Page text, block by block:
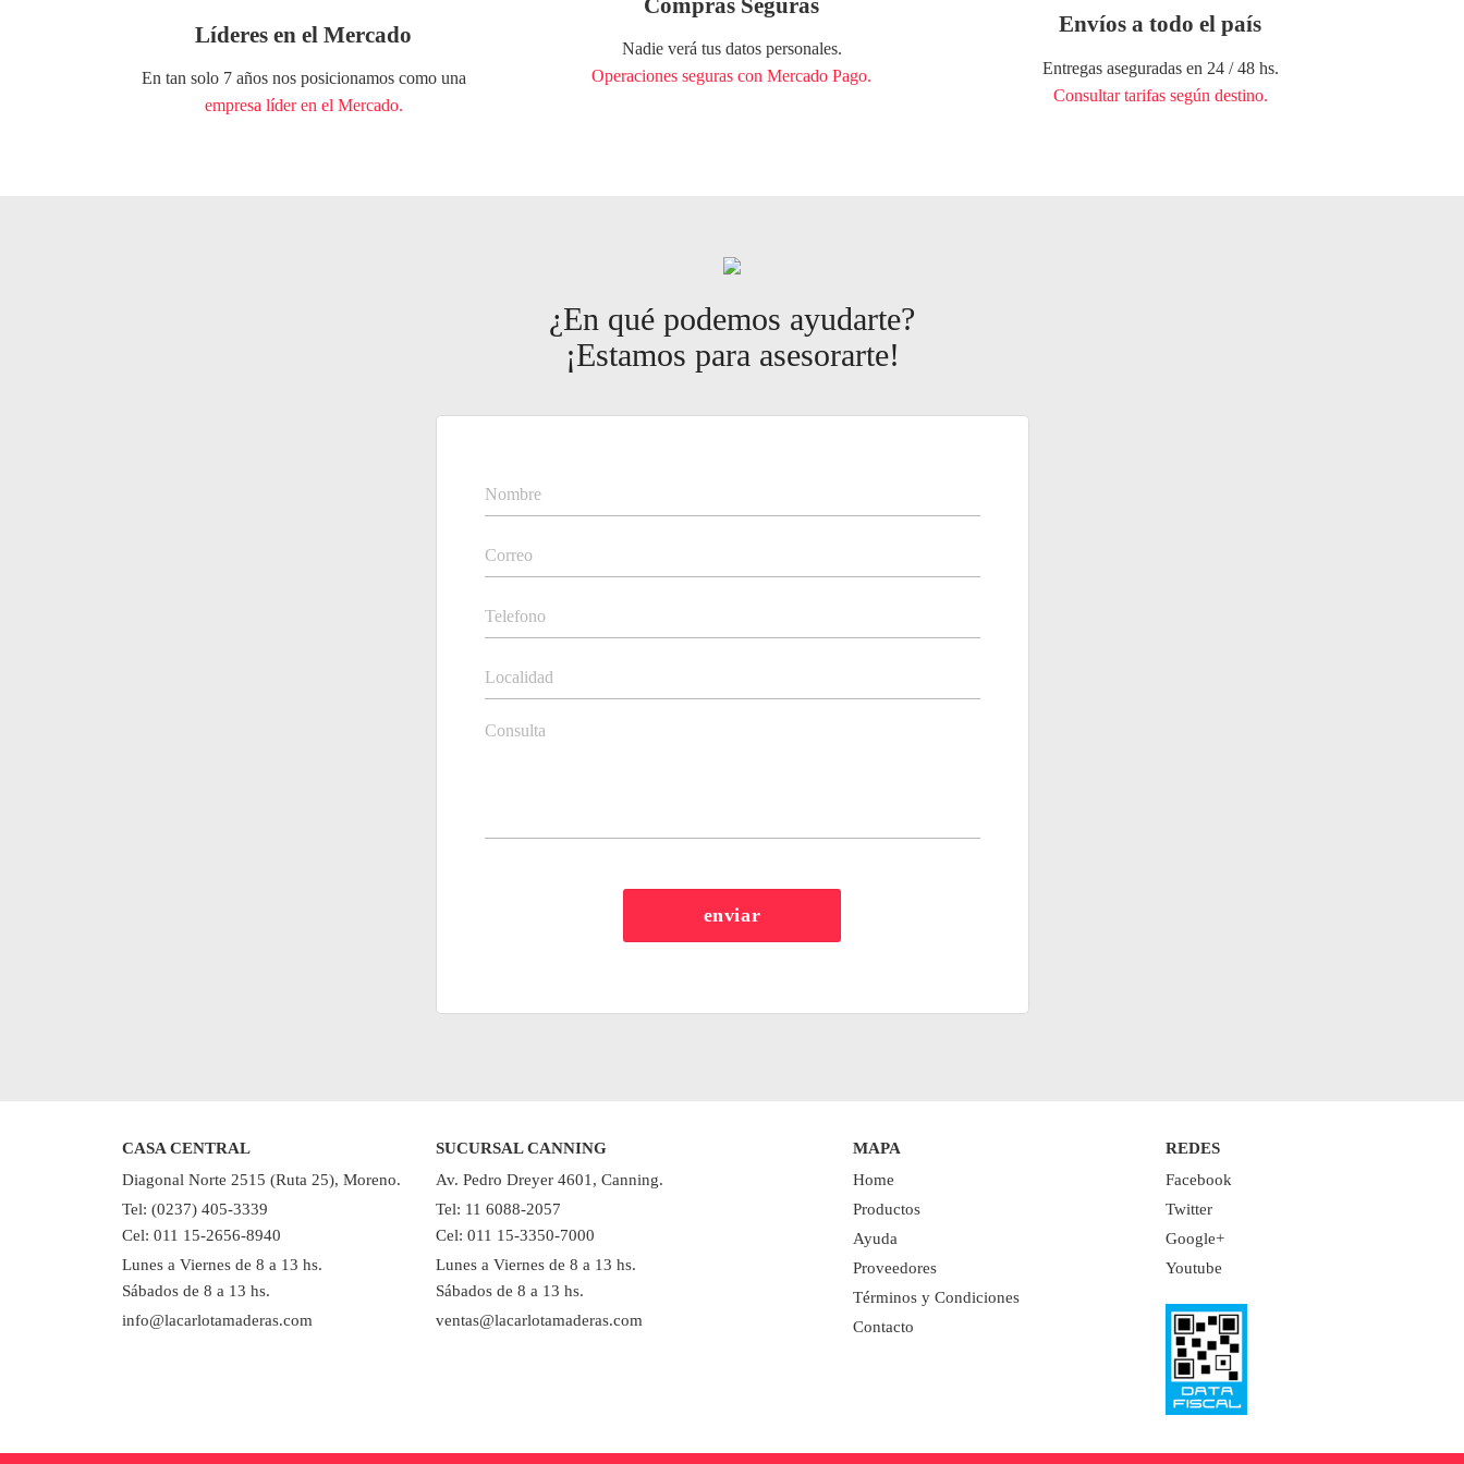
Líderes en el Mercado
En tan solo 7 años nos posicionamos como una
empresa líder en el Mercado.
Compras Seguras
Nadie verá tus datos personales.
Operaciones seguras con Mercado Pago.
Envíos a todo el país
Entregas aseguradas en 24 / 48 hs.
Consultar tarifas según destino.
¿En qué podemos ayudarte?
¡Estamos para asesorarte!
CASA CENTRAL
Diagonal Norte 2515 (Ruta 25), Moreno.
Tel: (0237) 405-3339
Cel: 011 15-2656-8940
Lunes a Viernes de 8 a 13 hs.
Sábados de 8 a 13 hs.
info@lacarlotamaderas.com
SUCURSAL CANNING
Av. Pedro Dreyer 4601, Canning.
Tel: 11 6088-2057
Cel: 011 15-3350-7000
Lunes a Viernes de 8 a 13 hs.
Sábados de 8 a 13 hs.
ventas@lacarlotamaderas.com
MAPA
Home
Productos
Ayuda
Proveedores
Términos y Condiciones
Contacto
REDES
Facebook
Twitter
Google+
Youtube